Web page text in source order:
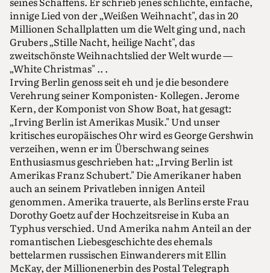
innige Lied von der „Weißen Weihnacht", das in 20
Millionen Schallplatten um die Welt ging und, nach
Grubers „Stille Nacht, heilige Nacht", das
zweitschönste Weihnachtslied der Welt wurde —
„White Christmas" .. .
Irving Berlin genoss seit eh und je die besondere
Verehrung seiner Komponisten- Kollegen. Jerome
Kern, der Komponist von Show Boat, hat gesagt:
„Irving Berlin ist Amerikas Musik." Und unser
kritisches europäisches Ohr wird es George Gershwin
verzeihen, wenn er im Überschwang seines
Enthusiasmus geschrieben hat: „Irving Berlin ist
Amerikas Franz Schubert." Die Amerikaner haben
auch an seinem Privatleben innigen Anteil
genommen. Amerika trauerte, als Berlins erste Frau
Dorothy Goetz auf der Hochzeitsreise in Kuba an
Typhus verschied. Und Amerika nahm Anteil an der
romantischen Liebesgeschichte des ehemals
bettelarmen russischen Einwanderers mit Ellin
McKay, der Millionenerbin des Postal Telegraph